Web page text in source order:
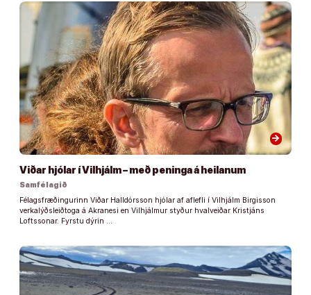
arrow_forward
Viðar hjólar í Vilhjálm – með peninga á heilanum
Samfélagið
Félagsfræðingurinn Viðar Halldórsson hjólar af aflefli í Vilhjálm Birgisson
verkalýðsleiðtoga á Akranesi en Vilhjálmur styður hvalveiðar Kristjáns
Loftssonar. Fyrstu dýrin …